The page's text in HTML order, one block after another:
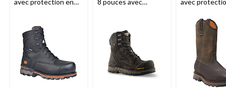
Timberland PRO
hommes, 8600, série
Workpro, Dakota
hommes,
Timberland